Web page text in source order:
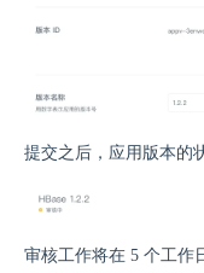
提交之后，应用版本的
审核工作将在 5 个工作